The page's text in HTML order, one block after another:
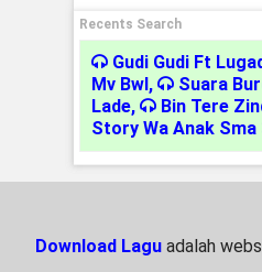
Recents Search
Gudi Gudi Ft
Mv Bwl, Suara
Lade, Bin Tere
Story Wa Anak Sma
Download Lagu adalah